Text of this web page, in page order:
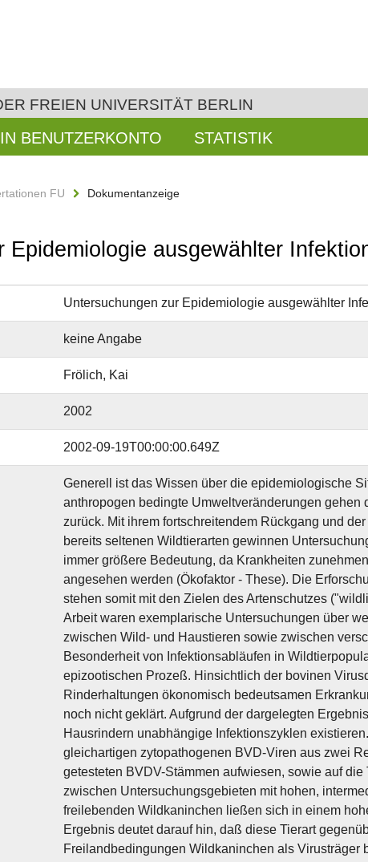
FREIEN UNIVERSITÄT BERLIN
BENUTZERKONTO STATISTIK
FU Dokumentanzeige
Epidemiologie ausgewählter
Untersuchungen zur Epidemiologie ausgewählter
keine Angabe
Frölich, Kai
2002
2002-09-19T00:00:00.649Z
Generell ist das Wissen über die epidemiologische
anthropogen bedingte Umweltveränderungen
zurück. Mit ihrem fortschreitendem Rückgang und
bereits seltenen Wildtierarten gewinnen
immer größere Bedeutung, da Krankheiten
angesehen werden (Ökofaktor - These). Die
stehen somit mit den Zielen des Artenschutzes
Arbeit waren exemplarische Untersuchungen über
zwischen Wild- und Haustieren sowie zwischen
Besonderheit von Infektionsabläufen in
epizootischen Prozeß. Hinsichtlich der bovinen
Rinderhaltungen ökonomisch bedeutsamen
noch nicht geklärt. Aufgrund der dargelegten
Hausrindern unabhängige Infektionszyklen
gleichartigen zytopathogenen BVD-Viren aus zwei
getesteten BVDV-Stämmen aufwiesen, sowie auf
zwischen Untersuchungsgebieten mit hohen,
freilebenden Wildkaninchen ließen sich in einem
Ergebnis deutet darauf hin, daß diese Tierart
Freilandbedingungen Wildkaninchen als Virusträger